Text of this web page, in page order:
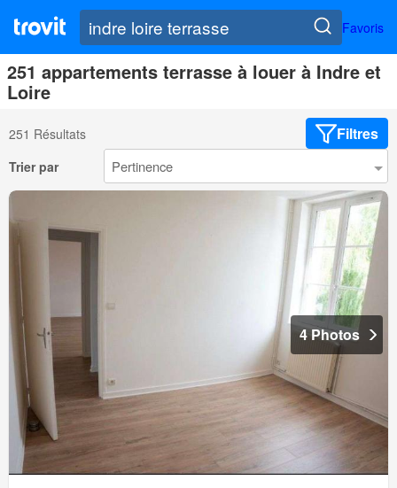
Favoris
251 appartements terrasse à louer à Indre et
Loire
251 Résultats Filtres
Trier par
4 Photos